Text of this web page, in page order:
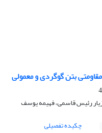
بتن گوگردی و معمولی
رئیس قاسمی، فهیمه یوسف
چکیده تفصیلی